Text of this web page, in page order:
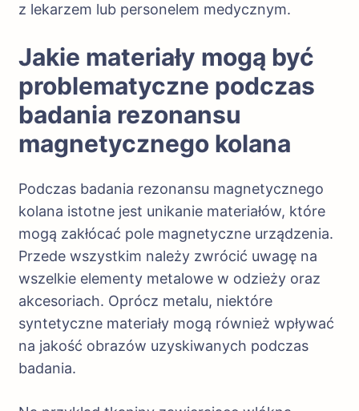
z lekarzem lub personelem medycznym.
Jakie materiały mogą być
problematyczne podczas
badania rezonansu
magnetycznego kolana
Podczas badania rezonansu magnetycznego
kolana istotne jest unikanie materiałów, które
mogą zakłócać pole magnetyczne urządzenia.
Przede wszystkim należy zwrócić uwagę na
wszelkie elementy metalowe w odzieży oraz
akcesoriach. Oprócz metalu, niektóre
syntetyczne materiały mogą również wpływać
na jakość obrazów uzyskiwanych podczas
badania.